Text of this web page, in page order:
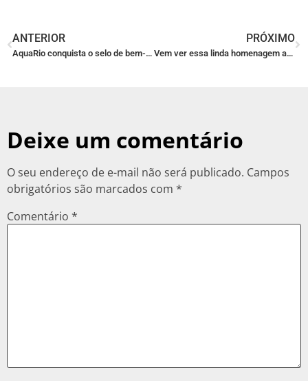
ANTERIOR
AquaRio conquista o selo de bem-estar animal
PRÓXIMO
Vem ver essa linda homenagem ao Boechat! 🌟
Deixe um comentário
O seu endereço de e-mail não será publicado. Campos
obrigatórios são marcados com *
Comentário *